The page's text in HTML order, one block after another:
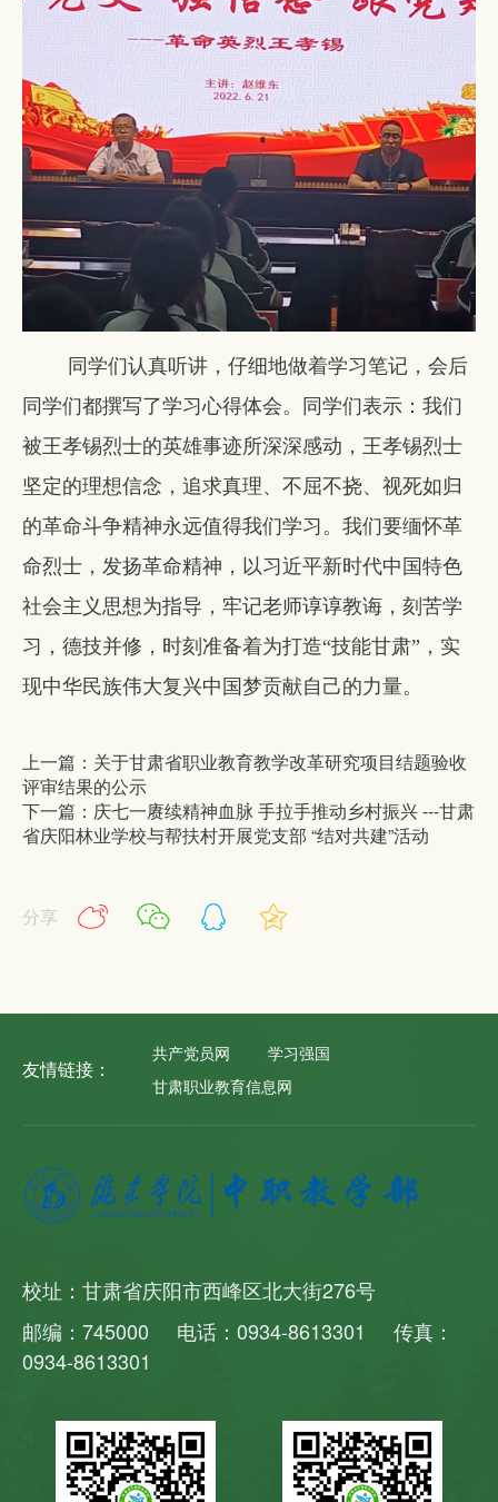
同学们认真听讲，仔细地做着学习笔记，会后
同学们都撰写了学习心得体会。同学们表示：我们
被王孝锡烈士的英雄事迹所深深感动，王孝锡烈士
坚定的理想信念，追求真理、不屈不挠、视死如归
的革命斗争精神永远值得我们学习。我们要缅怀革
命烈士，发扬革命精神，以习近平新时代中国特色
社会主义思想为指导，牢记老师谆谆教诲，刻苦学
习，德技并修，时刻准备着为打造“技能甘肃”，实
现中华民族伟大复兴中国梦贡献自己的力量。
上一篇：关于甘肃省职业教育教学改革研究项目结题验收
评审结果的公示
下一篇：庆七一赓续精神血脉 手拉手推动乡村振兴 ---甘肃
省庆阳林业学校与帮扶村开展党支部 “结对共建”活动
分享
友情链接：
共产党员网
学习强国
甘肃职业教育信息网
校址：甘肃省庆阳市西峰区北大街276号
邮编：745000 电话：0934-8613301 传真：
0934-8613301